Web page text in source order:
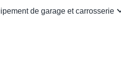
de garage et carrosserie